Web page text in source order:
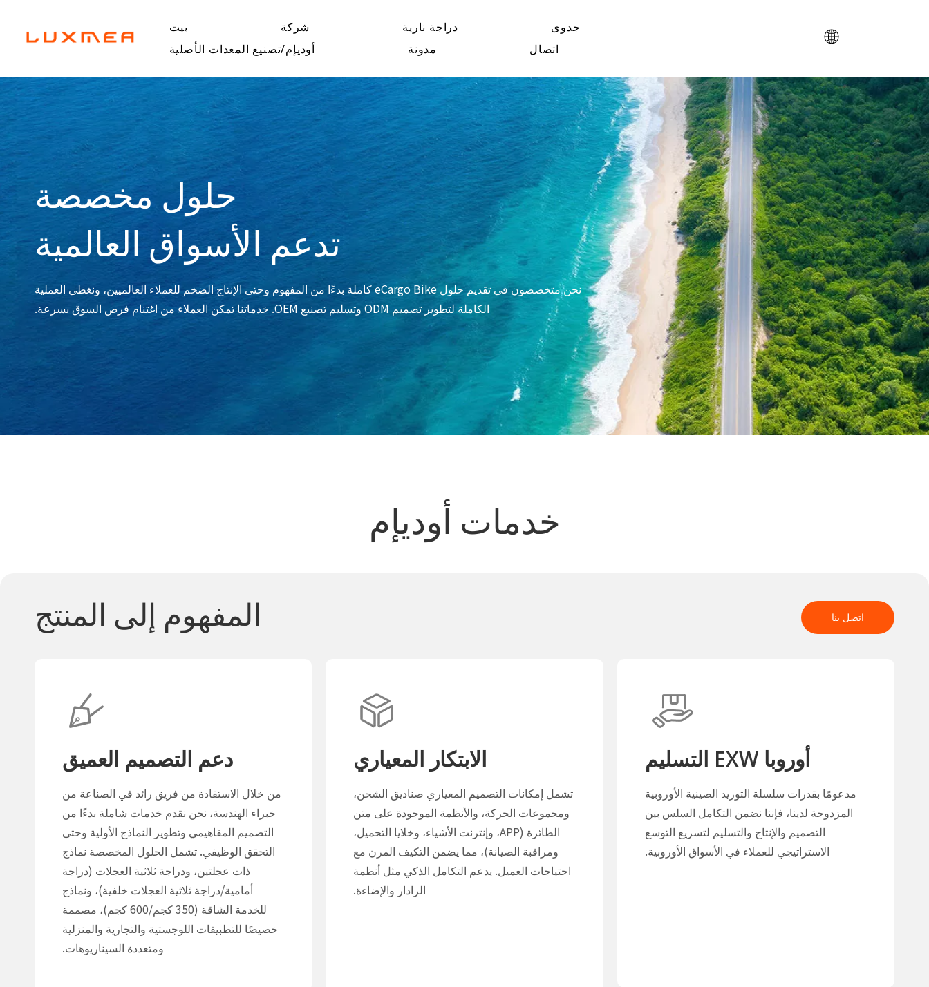
بيت شركة دراجة نارية
جدوى
أوديإم/تصنيع المعدات الأصلية
مدونة اتصال
حلول مخصصة
تدعم الأسواق العالمية
نحن متخصصون في تقديم حلول eCargo Bike كاملة بدءًا من المفهوم وحتى الإنتاج الضخم للعملاء العالميين، ونغطي العملية
الكاملة لتطوير تصميم ODM وتسليم تصنيع OEM. خدماتنا تمكن العملاء من اغتنام فرص السوق بسرعة.
خدمات أوديإم
المفهوم إلى المنتج اتصل بنا
دعم التصميم العميق
من خلال الاستفادة من فريق رائد في الصناعة من
خبراء الهندسة، نحن نقدم خدمات شاملة بدءًا من
التصميم المفاهيمي وتطوير النماذج الأولية وحتى
التحقق الوظيفي. تشمل الحلول المخصصة نماذج
ذات عجلتين، ودراجة ثلاثية العجلات (دراجة
أمامية/دراجة ثلاثية العجلات خلفية)، ونماذج
للخدمة الشاقة (350 كجم/600 كجم)، مصممة
خصيصًا للتطبيقات اللوجستية والتجارية والمنزلية
ومتعددة السيناريوهات.
الابتكار المعياري
تشمل إمكانات التصميم المعياري صناديق الشحن،
ومجموعات الحركة، والأنظمة الموجودة على متن
الطائرة (APP، وإنترنت الأشياء، وخلايا التحميل،
ومراقبة الصيانة)، مما يضمن التكيف المرن مع
احتياجات العميل. يدعم التكامل الذكي مثل أنظمة
الرادار والإضاءة.
أوروبا EXW التسليم
مدعومًا بقدرات سلسلة التوريد الصينية الأوروبية
المزدوجة لدينا، فإننا نضمن التكامل السلس بين
التصميم والإنتاج والتسليم لتسريع التوسع
الاستراتيجي للعملاء في الأسواق الأوروبية.